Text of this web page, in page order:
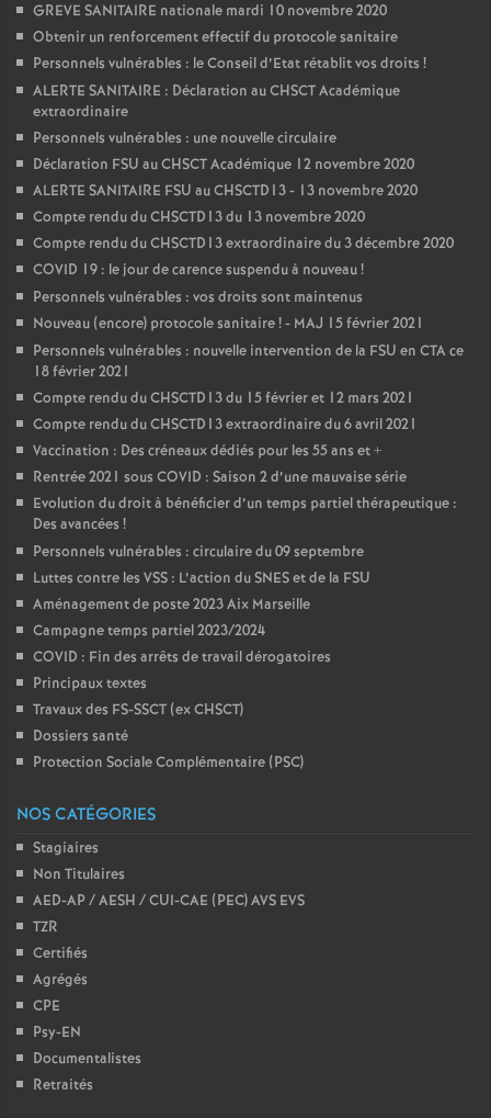
GREVE SANITAIRE nationale mardi 10 novembre 2020
Obtenir un renforcement effectif du protocole sanitaire
Personnels vulnérables : le Conseil d’Etat rétablit vos droits !
ALERTE SANITAIRE : Déclaration au CHSCT Académique
extraordinaire
Personnels vulnérables : une nouvelle circulaire
Déclaration FSU au CHSCT Académique 12 novembre 2020
ALERTE SANITAIRE FSU au CHSCTD13 - 13 novembre 2020
Compte rendu du CHSCTD13 du 13 novembre 2020
Compte rendu du CHSCTD13 extraordinaire du 3 décembre 2020
COVID 19 : le jour de carence suspendu à nouveau!
Personnels vulnérables : vos droits sont maintenus
Nouveau (encore) protocole sanitaire! - MAJ 15 février 2021
Personnels vulnérables : nouvelle intervention de la FSU en CTA ce
18 février 2021
Compte rendu du CHSCTD13 du 15 février et 12 mars 2021
Compte rendu du CHSCTD13 extraordinaire du 6 avril 2021
Vaccination : Des créneaux dédiés pour les 55 ans et +
Rentrée 2021 sous COVID : Saison 2 d’une mauvaise série
Evolution du droit à bénéficier d’un temps partiel thérapeutique :
Des avancées !
Personnels vulnérables : circulaire du 09 septembre
Luttes contre les VSS : L’action du SNES et de la FSU
Aménagement de poste 2023 Aix Marseille
Campagne temps partiel 2023/2024
COVID : Fin des arrêts de travail dérogatoires
Principaux textes
Travaux des FS-SSCT (ex CHSCT)
Dossiers santé
Protection Sociale Complémentaire (PSC)
NOS CATÉGORIES
Stagiaires
Non Titulaires
AED-AP / AESH / CUI-CAE (PEC) AVS EVS
TZR
Certifiés
Agrégés
CPE
Psy-EN
Documentalistes
Retraités